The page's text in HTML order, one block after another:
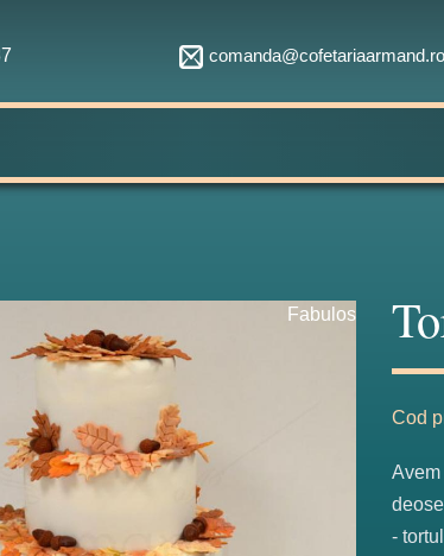
comanda@cofetariaarmand.ro
Fabulos
Cod
Avem
-